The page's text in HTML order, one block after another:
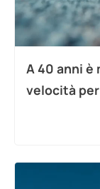
A 40 anni è
velocità